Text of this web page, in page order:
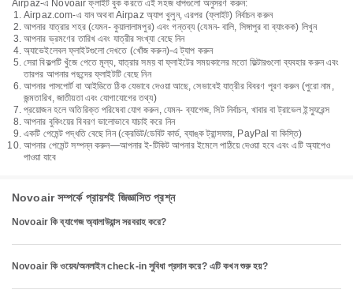
Airpaz-এ Novoair ফ্লাইট বুক করতে এই সহজ ধাপগুলো অনুসরণ করুন:
Airpaz.com-এ যান অথবা Airpaz অ্যাপ খুলুন, এরপর (ফ্লাইট) নির্বাচন করুন
আপনার যাত্রার শহর (যেমন- কুয়ালালামপুর) এবং গন্তব্য (যেমন- বালি, সিঙ্গাপুর বা ব্যাংকক) লিখুন
আপনার ভ্রমণের তারিখ এবং যাত্রীর সংখ্যা বেছে নিন
অ্যাভেইলেবল ফ্লাইটগুলো দেখতে (খোঁজ করুন)-এ ট্যাপ করুন
সেরা বিকল্পটি খুঁজে পেতে মূল্য, যাত্রার সময় বা ফ্লাইটের সময়কালের মতো ফিল্টারগুলো ব্যবহার করুন এবং
তারপর আপনার পছন্দের ফ্লাইটটি বেছে নিন
আপনার পাসপোর্ট বা আইডিতে ঠিক যেভাবে দেওয়া আছে, সেভাবেই যাত্রীর বিবরণ পূরণ করুন (পুরো নাম,
জন্মতারিখ, জাতীয়তা এবং যোগাযোগের তথ্য)
প্রয়োজন হলে অতিরিক্ত পরিষেবা যোগ করুন, যেমন- ব্যাগেজ, সিট নির্বাচন, খাবার বা ট্রাভেল ইন্স্যুরেন্স
আপনার বুকিংয়ের বিবরণ ভালোভাবে যাচাই করে নিন
একটি পেমেন্ট পদ্ধতি বেছে নিন (ক্রেডিট/ডেবিট কার্ড, ব্যাঙ্ক ট্রান্সফার, PayPal বা কিস্তি)
আপনার পেমেন্ট সম্পন্ন করুন—আপনার ই-টিকিট আপনার ইমেলে পাঠিয়ে দেওয়া হবে এবং এটি অ্যাপেও
পাওয়া যাবে
Novoair সম্পর্কে প্রায়শই জিজ্ঞাসিত প্রশ্ন
Novoair কি ব্যাগেজ অ্যালাউয়ান্স সরবরাহ করে?
Novoair কি ওয়েব/অনলাইন check-in সুবিধা প্রদান করে? এটি কখন শুরু হয়?